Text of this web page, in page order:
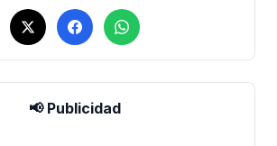
📢 Publicidad